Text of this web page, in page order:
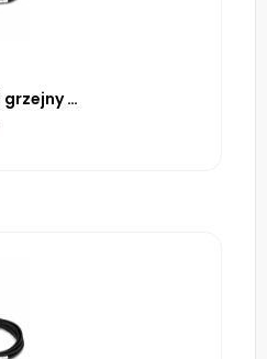
THERMOVAL Przewód grzejny TV SHTV 30 W/m – 10m